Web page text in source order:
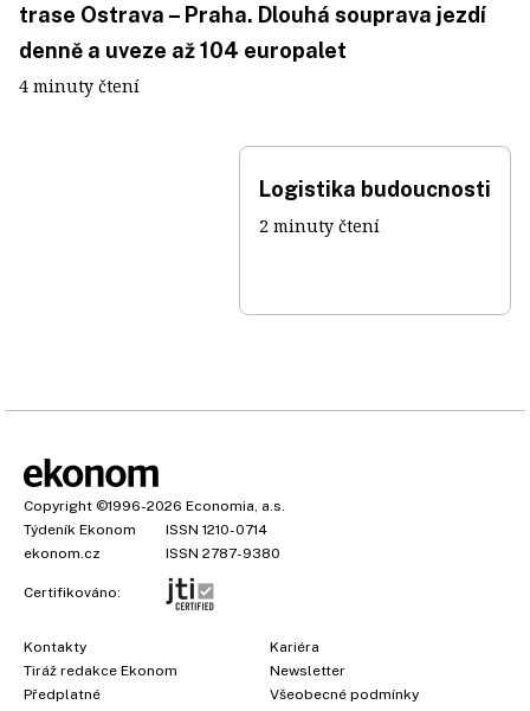
trase Ostrava – Praha. Dlouhá souprava jezdí
denně a uveze až 104 europalet
4 minuty čtení
Logistika budoucnosti
2 minuty čtení
Copyright ©1996-2026 Economia, a.s.
Týdeník Ekonom
ISSN 1210-0714
ekonom.cz
ISSN 2787-9380
Certifikováno:
Kontakty
Tiráž redakce Ekonom
Předplatné
Kariéra
Newsletter
Všeobecné podmínky